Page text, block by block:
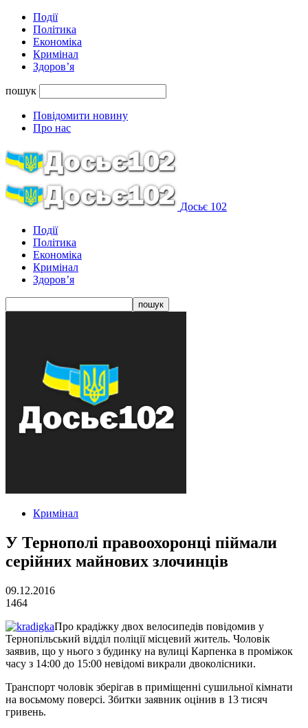
Події
Політика
Економіка
Кримінал
Здоров’я
пошук
Повідомити новину
Про нас
Досьє 102
Події
Політика
Економіка
Кримінал
Здоров’я
Кримінал
У Тернополі правоохоронці піймали
серійних майнових злочинців
09.12.2016
1464
Про крадіжку двох велосипедів повідомив у
Тернопільський відділ поліції місцевий житель. Чоловік
заявив, що у нього з будинку на вулиці Карпенка в проміжок
часу з 14:00 до 15:00 невідомі викрали двоколісники.
Транспорт чоловік зберігав в приміщенні сушильної кімнати
на восьмому поверсі. Збитки заявник оцінив в 13 тисяч
гривень.